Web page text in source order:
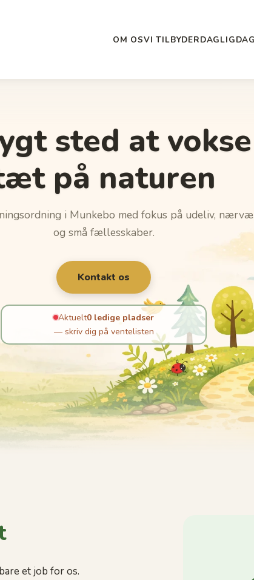
OM OSVI TILBYDER
sted at
på naturen
i Munkebo med fokus på udeliv,
og små fællesskaber.
Kontakt os
Aktuelt0 ledige pladser
— skriv dig på ventelisten
et job for os.